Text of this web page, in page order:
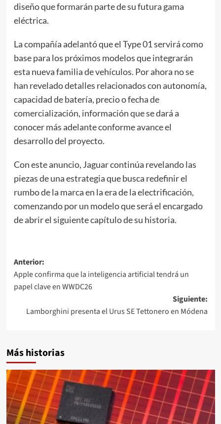
diseño que formarán parte de su futura gama
eléctrica.
La compañía adelantó que el Type 01 servirá como
base para los próximos modelos que integrarán
esta nueva familia de vehículos. Por ahora no se
han revelado detalles relacionados con autonomía,
capacidad de batería, precio o fecha de
comercialización, información que se dará a
conocer más adelante conforme avance el
desarrollo del proyecto.
Con este anuncio, Jaguar continúa revelando las
piezas de una estrategia que busca redefinir el
rumbo de la marca en la era de la electrificación,
comenzando por un modelo que será el encargado
de abrir el siguiente capítulo de su historia.
Navegación
de
entradas
Anterior:
Apple confirma que la inteligencia artificial tendrá un
papel clave en WWDC26
Siguiente:
Lamborghini presenta el Urus SE Tettonero en Módena
Más historias